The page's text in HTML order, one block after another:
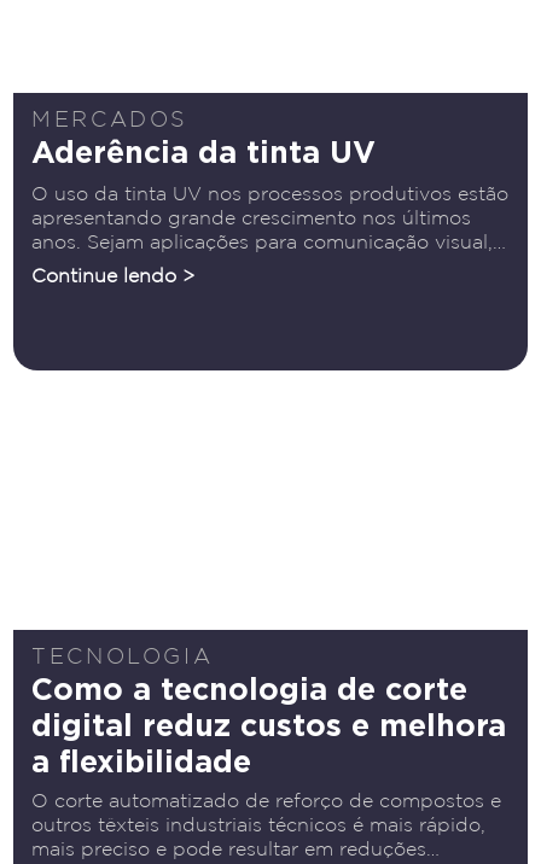
MERCADOS
Aderência da tinta UV
O uso da tinta UV nos processos produtivos estão
apresentando grande crescimento nos últimos
anos. Sejam aplicações para comunicação visual,
brindes, peças de decoração ou qualquer outra
Continue lendo >
TECNOLOGIA
Como a tecnologia de corte
digital reduz custos e melhora
a flexibilidade
O corte automatizado de reforço de compostos e
outros têxteis industriais técnicos é mais rápido,
mais preciso e pode resultar em reduções